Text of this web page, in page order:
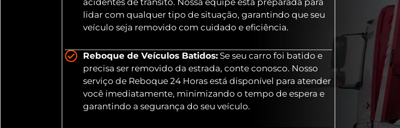
acidentes de trânsito. Nossa equipe está preparada para
lidar com qualquer tipo de situação, garantindo que seu
veículo seja removido com cuidado e eficiência.
Reboque de Veículos Batidos: Se seu carro foi batido e
precisa ser removido da estrada, conte conosco. Nosso
serviço de Reboque 24 Horas está disponível para atender
você imediatamente, minimizando o tempo de espera e
garantindo a segurança do seu veículo.